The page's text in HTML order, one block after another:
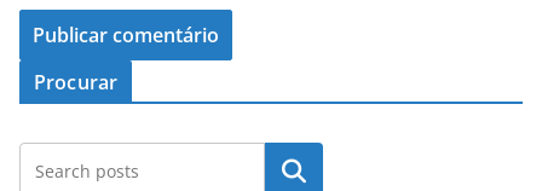
Procurar
Pesquisar